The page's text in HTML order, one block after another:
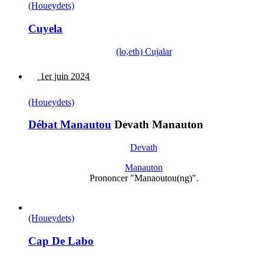
(Houeydets)
Cuyela
(lo,eth) Cujalar
1er juin 2024
(Houeydets)
Débat Manautou Devath Manauton
Devath
Manauton
Prononcer "Manaoutou(ng)".
(Houeydets)
Cap De Labo